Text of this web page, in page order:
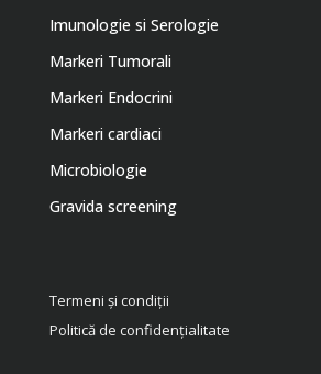
Imunologie si Serologie
Markeri Tumorali
Markeri Endocrini
Markeri cardiaci
Microbiologie
Gravida screening
Termeni și condiții
Politică de confidențialitate